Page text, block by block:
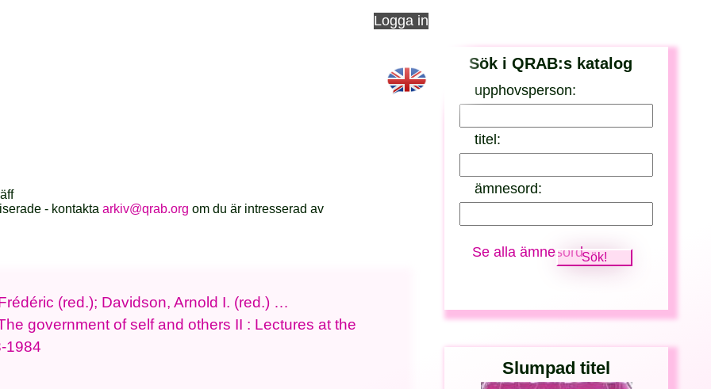
Logga in
Sök i QRAB:s katalog
upphovsperson:
titel:
ämnesord:
Se alla ämnesord
Slumpad titel
- kontaktaarkiv@qrab.org om du är intresserad av
(red.); Davidson, Arnold I. (red.) …
government of self and others II : Lectures at the
1984